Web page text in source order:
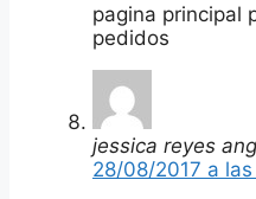
pagina principal
pedidos
jessica reyes
28/08/2017 a